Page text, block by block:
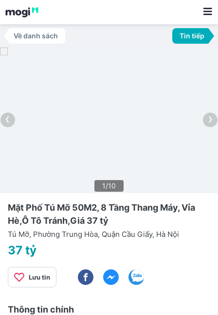
Về danh sách Tin tiếp
‹ ›
1/10
Mặt Phố Tú Mỡ 50M2, 8 Tầng Thang Máy, Vỉa
Hè,Ô Tô Tránh,Giá 37 tỷ
Tú Mỡ, Phường Trung Hòa, Quận Cầu Giấy, Hà Nội
37 tỷ
Lưu tin
Thông tin chính